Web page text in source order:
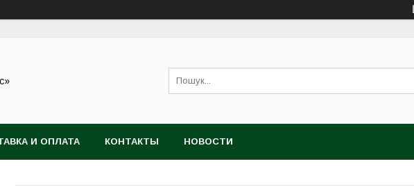
И ОПЛАТА КОНТАКТЫ НОВОСТИ